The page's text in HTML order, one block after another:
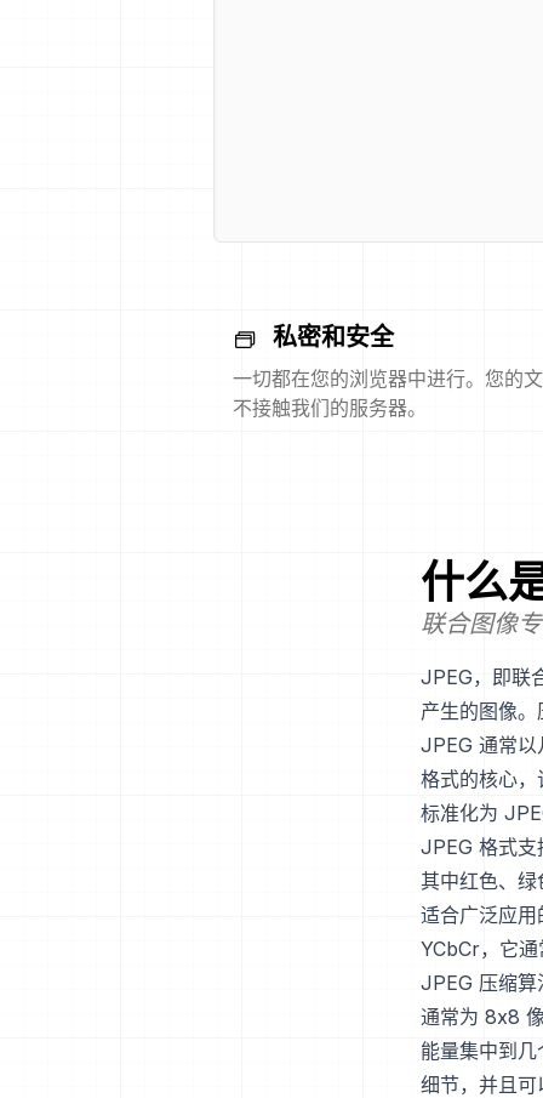
私密和安全
一切都在您的浏览器中进行。您的
不接触我们的服务器。
什么
联合图像
JPEG，即联
产生的图像
JPEG 通常以
格式的核心
标准化为
JPEG 格式支
其中红色、
适合广泛应
YCbCr，它
JPEG 压缩算
通常为 8x8
能量集中到
细节，并且